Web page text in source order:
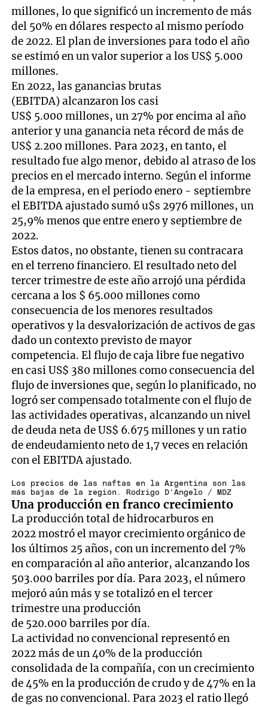
millones, lo que significó un incremento de más
del 50% en dólares respecto al mismo período
de 2022. El plan de inversiones para todo el año
se estimó en un valor superior a los US$ 5.000
millones.
En 2022, las ganancias brutas
(EBITDA) alcanzaron los casi
US$ 5.000 millones, un 27% por encima al año
anterior y una ganancia neta récord de más de
US$ 2.200 millones. Para 2023, en tanto, el
resultado fue algo menor, debido al atraso de los
precios en el mercado interno. Según el informe
de la empresa, en el periodo enero - septiembre
el EBITDA ajustado sumó u$s 2976 millones, un
25,9% menos que entre enero y septiembre de
2022.
Estos datos, no obstante, tienen su contracara
en el terreno financiero. El resultado neto del
tercer trimestre de este año arrojó una pérdida
cercana a los $ 65.000 millones como
consecuencia de los menores resultados
operativos y la desvalorización de activos de gas
dado un contexto previsto de mayor
competencia. El flujo de caja libre fue negativo
en casi US$ 380 millones como consecuencia del
flujo de inversiones que, según lo planificado, no
logró ser compensado totalmente con el flujo de
las actividades operativas, alcanzando un nivel
de deuda neta de US$ 6.675 millones y un ratio
de endeudamiento neto de 1,7 veces en relación
con el EBITDA ajustado.
Los precios de las naftas en la Argentina son las
más bajas de la región. Rodrigo D'Angelo / MDZ
Una producción en franco crecimiento
La producción total de hidrocarburos en
2022 mostró el mayor crecimiento orgánico de
los últimos 25 años, con un incremento del 7%
en comparación al año anterior, alcanzando los
503.000 barriles por día. Para 2023, el número
mejoró aún más y se totalizó en el tercer
trimestre una producción
de 520.000 barriles por día.
La actividad no convencional representó en
2022 más de un 40% de la producción
consolidada de la compañía, con un crecimiento
de 45% en la producción de crudo y de 47% en la
de gas no convencional. Para 2023 el ratio llegó